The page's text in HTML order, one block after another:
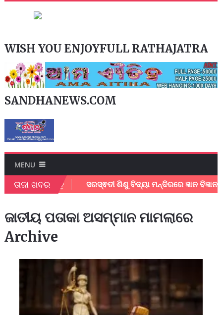
WISH YOU ENJOYFULL RATHAJATRA
SANDHANEWS.COM
MENU
ତାଜା ଖବର
ଲୋଡ କରନ୍ତୁ ସରସ୍ଵତୀ ଶିଶୁ ବିଦ୍ୟା ମନ୍ଦିରରେ ଜ୍ଞାନ ବିଜ୍ଞାନ
ଜାତୀୟ ପତାକା ଅସମ୍ମାନ ମାମଲାରେ
Archive